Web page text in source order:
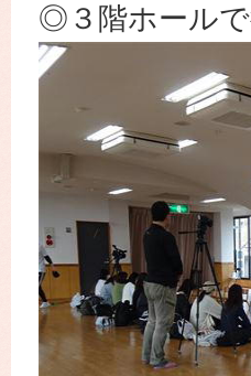
◎３階ホール